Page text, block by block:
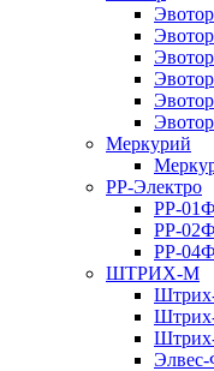
Меркурий
РР-Электро
РР-01Ф
РР-02Ф
РР-04Ф
ШТРИХ-М